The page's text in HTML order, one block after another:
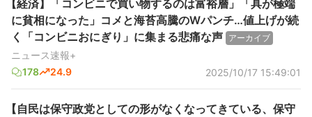
【経済】「コンビニで買い物するのは富裕層」「具が極端
に貧相になった」コメと海苔高騰のWパンチ…値上げが続
く「コンビニおにぎり」に集まる悲痛な声 アーカイブ
ニュース速報+
178
24.9 2025/10/17 15:49:01
【自民は保守政党としての形がなくなってきている、保守